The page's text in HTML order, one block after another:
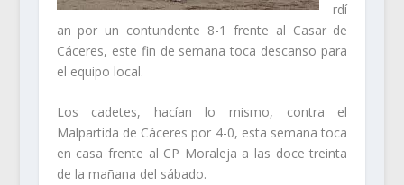
rdí
an por un contundente 8-1 frente al Casar de
Cáceres, este fin de semana toca descanso para
el equipo local.
Los cadetes, hacían lo mismo, contra el
Malpartida de Cáceres por 4-0, esta semana toca
en casa frente al CP Moraleja a las doce treinta
de la mañana del sábado.